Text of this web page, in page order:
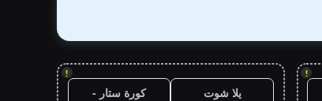
!
!
يلا شوت
كورة ستار -